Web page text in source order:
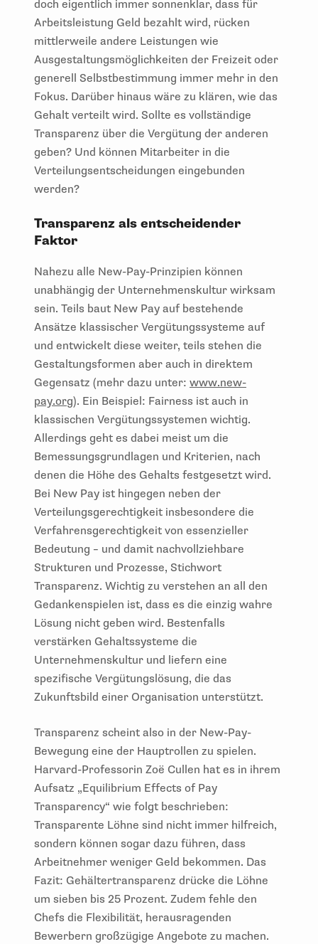
doch eigentlich immer sonnenklar, dass für
Arbeitsleistung Geld bezahlt wird, rücken
mittlerweile andere Leistungen wie
Ausgestaltungsmöglichkeiten der Freizeit oder
generell Selbstbestimmung immer mehr in den
Fokus. Darüber hinaus wäre zu klären, wie das
Gehalt verteilt wird. Sollte es vollständige
Transparenz über die Vergütung der anderen
geben? Und können Mitarbeiter in die
Verteilungsentscheidungen eingebunden
werden?
Transparenz als entscheidender
Faktor
Nahezu alle New-Pay-Prinzipien können
unabhängig der Unternehmenskultur wirksam
sein. Teils baut New Pay auf bestehende
Ansätze klassischer Vergütungssysteme auf
und entwickelt diese weiter, teils stehen die
Gestaltungsformen aber auch in direktem
Gegensatz (mehr dazu unter: www.new-
pay.org). Ein Beispiel: Fairness ist auch in
klassischen Vergütungssystemen wichtig.
Allerdings geht es dabei meist um die
Bemessungsgrundlagen und Kriterien, nach
denen die Höhe des Gehalts festgesetzt wird.
Bei New Pay ist hingegen neben der
Verteilungsgerechtigkeit insbesondere die
Verfahrensgerechtigkeit von essenzieller
Bedeutung – und damit nachvollziehbare
Strukturen und Prozesse, Stichwort
Transparenz. Wichtig zu verstehen an all den
Gedankenspielen ist, dass es die einzig wahre
Lösung nicht geben wird. Bestenfalls
verstärken Gehaltssysteme die
Unternehmenskultur und liefern eine
spezifische Vergütungslösung, die das
Zukunftsbild einer Organisation unterstützt.
Transparenz scheint also in der New-Pay-
Bewegung eine der Hauptrollen zu spielen.
Harvard-Professorin Zoë Cullen hat es in ihrem
Aufsatz „Equilibrium Effects of Pay
Transparency“ wie folgt beschrieben:
Transparente Löhne sind nicht immer hilfreich,
sondern können sogar dazu führen, dass
Arbeitnehmer weniger Geld bekommen. Das
Fazit: Gehältertransparenz drücke die Löhne
um sieben bis 25 Prozent. Zudem fehle den
Chefs die Flexibilität, herausragenden
Bewerbern großzügige Angebote zu machen.